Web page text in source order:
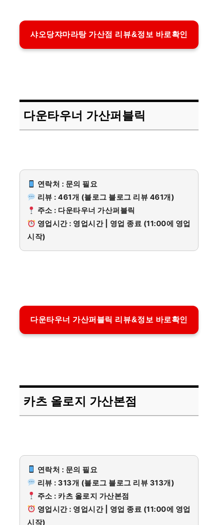
샤오당쟈마라탕 가산점 리뷰&정보 바로확인
다운타우너 가산퍼블릭
연락처 : 문의 필요
리뷰 : 461개 (블로그 블로그 리뷰 461개)
주소 : 다운타우너 가산퍼블릭
영업시간 : 영업시간 | 영업 종료 (11:00에 영업
시작)
다운타우너 가산퍼블릭 리뷰&정보 바로확인
카츠 올로지 가산본점
연락처 : 문의 필요
리뷰 : 313개 (블로그 블로그 리뷰 313개)
주소 : 카츠 올로지 가산본점
영업시간 : 영업시간 | 영업 종료 (11:00에 영업
시작)